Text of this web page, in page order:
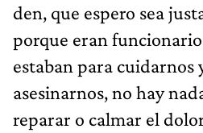
den, que espero sea
porque eran
estaban para cuidarnos
asesinarnos, no hay
reparar o calmar el